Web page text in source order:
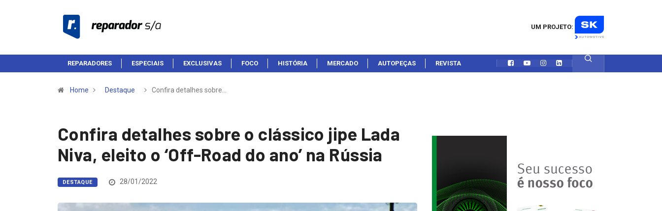
UM PROJETO:
REPARADORES ESPECIAIS EXCLUSIVAS FOCO HISTÓRIA MERCADO AUTOPEÇAS REVISTA
Home Destaque Confira detalhes sobre…
Confira detalhes sobre o clássico jipe Lada
Niva, eleito o ‘Off-Road do ano’ na Rússia
DESTAQUE 28/01/2022